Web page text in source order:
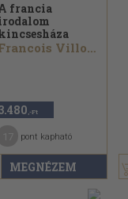
MEGNÉZEM
francia
Francois Villon...
,-Ft
pont kapható